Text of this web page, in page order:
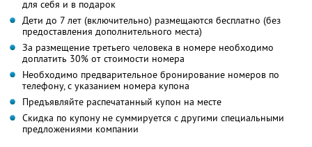
для себя и в подарок
Дети до 7 лет (включительно) размещаются бесплатно (без
предоставления дополнительного места)
За размещение третьего человека в номере необходимо
доплатить 30% от стоимости номера
Необходимо предварительное бронирование номеров по
телефону, с указанием номера купона
Предъявляйте распечатанный купон на месте
Скидка по купону не суммируется с другими специальными
предложениями компании